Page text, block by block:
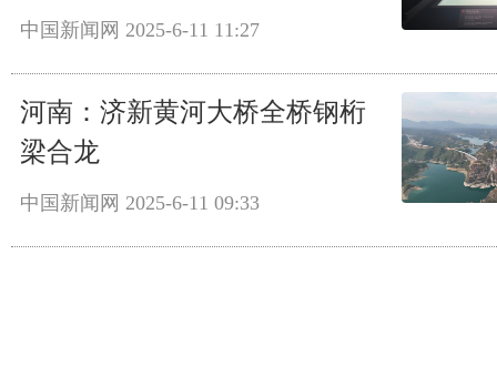
中国新闻网 2025-6-11 11:27
河南：济新黄河大桥全桥钢桁
梁合龙
中国新闻网 2025-6-11 09:33